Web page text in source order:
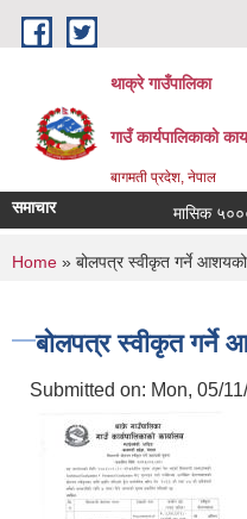
Skip to main content
थाक्रे गाउँपालिका
गाउँ कार्यपालिकाको
बागमती प्रदेश, नेपाल
समाचार मासिक ५०००
You are here
Home » बोलपत्र स्वीकृत गर्ने
बोलपत्र स्वीकृत गर्ने
Submitted on: Mon, 05/